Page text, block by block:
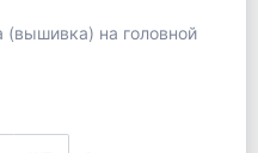
(вышивка) на головной